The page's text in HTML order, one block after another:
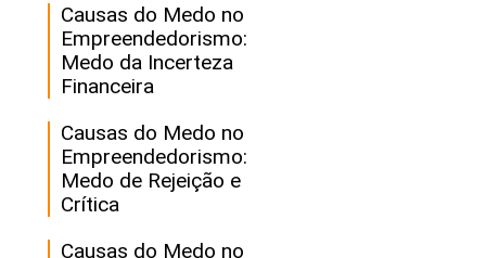
Causas do Medo no
Empreendedorismo:
Medo da Incerteza
Financeira
Causas do Medo no
Empreendedorismo:
Medo de Rejeição e
Crítica
Causas do Medo no